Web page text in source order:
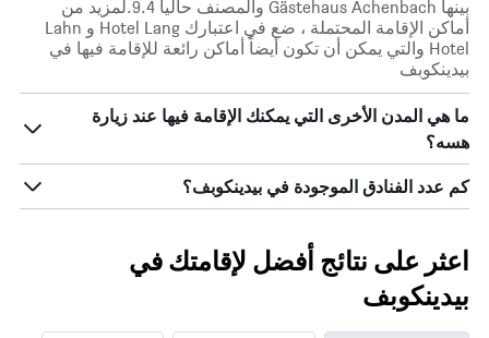
بينها Gästehaus Achenbach والمصنف حالياً 9.4.لمزيد من
أماكن الإقامة المحتملة ، ضع في اعتبارك Hotel Lang و Lahn
Hotel والتي يمكن أن تكون أيضاً أماكن رائعة للإقامة فيها في
بيدينكوبف
ما هي المدن الأخرى التي يمكنك الإقامة فيها عند زيارة
هسه؟
كم عدد الفنادق الموجودة في بيدينكوبف؟
اعثر على نتائج أفضل لإقامتك في
بيدينكوبف